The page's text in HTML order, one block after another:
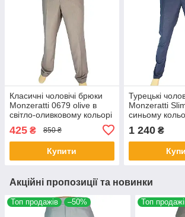
Класичні чоловічі брюки
Monzeratti 0679 olive в
світло-оливковому кольорі
425 ₴ 850 ₴
Купити
Турецькі
Monzeratti
синьому
1 240₴
Акційні пропозиції та новинки
Топ продажів –50% Топ